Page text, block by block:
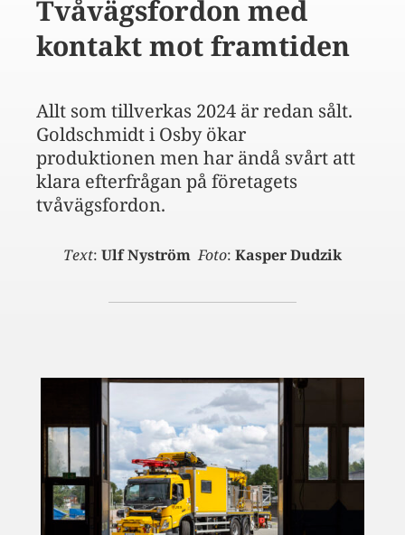
Tvåvägsfordon med
kontakt mot framtiden
Allt som tillverkas 2024 är redan sålt.
Goldschmidt i Osby ökar
produktionen men har ändå svårt att
klara efterfrågan på företagets
tvåvägsfordon.
Text: Ulf Nyström Foto: Kasper Dudzik